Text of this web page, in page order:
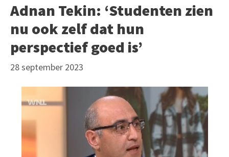
Adnan Tekin: ‘Studenten zien
nu ook zelf dat hun
perspectief goed is’
28 september 2023